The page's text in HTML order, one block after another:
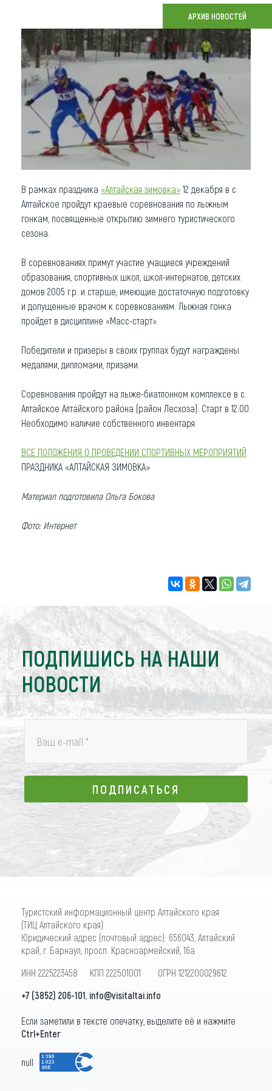
О регионе
Коллекция впечатлений
Другие рубрики
АРХИВ НОВОСТЕЙ
В рамках праздника «Алтайская зимовка» 12 декабря в с.
Алтайское пройдут краевые соревнования по лыжным
гонкам, посвященные открытию зимнего туристического
сезона.
В соревнованиях примут участие учащиеся учреждений
образования, спортивных школ, школ-интернатов, детских
домов 2005 г.р. и старше, имеющие достаточную подготовку
и допущенные врачом к соревнованиям. Лыжная гонка
пройдет в дисциплине «Масс-старт».
Победители и призеры в своих группах будут награждены
медалями, дипломами, призами.
Соревнования пройдут на лыже-биатлонном комплексе в с.
Алтайское Алтайского района (район Лесхоза). Старт в 12:00.
Необходимо наличие собственного инвентаря.
ВСЕ ПОЛОЖЕНИЯ О ПРОВЕДЕНИИ СПОРТИВНЫХ МЕРОПРИЯТИЙ
ПРАЗДНИКА «АЛТАЙСКАЯ ЗИМОВКА»
Материал подготовила Ольга Бокова
Фото: Интернет
ПОДПИШИСЬ НА НАШИ
НОВОСТИ
Ваш e-mail *
ПОДПИСАТЬСЯ
ПОДПИСАТЬСЯ
Туристский информационный центр Алтайского края
(ТИЦ Алтайского края)
Юридический адрес (почтовый адрес): 656043, Алтайский
край, г. Барнаул, просп. Красноармейский, 16а
ИНН 2225223458 КПП 222501001 ОГРН 1212200029612
+7 (3852) 206-101 info@visitaltai.info
Если заметили в тексте опечатку, выделите её и нажмите
Ctrl+Enter
null